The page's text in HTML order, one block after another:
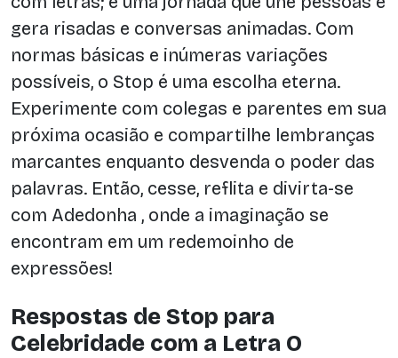
gera risadas e conversas animadas. Com
normas básicas e inúmeras variações
possíveis, o Stop é uma escolha eterna.
Experimente com colegas e parentes em sua
próxima ocasião e compartilhe lembranças
marcantes enquanto desvenda o poder das
palavras. Então, cesse, reflita e divirta-se
com Adedonha , onde a imaginação se
encontram em um redemoinho de
expressões!
Respostas de Stop para
Celebridade com a Letra O